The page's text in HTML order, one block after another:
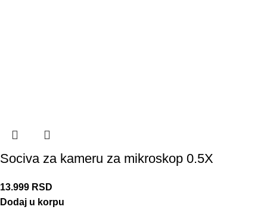
Sociva za kameru za mikroskop 0.5X
13.999 RSD
Dodaj u korpu